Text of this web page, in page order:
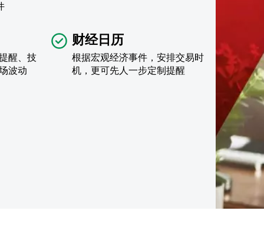
醒、技
波动
财经日历
根据宏观经济事件，安排交易时
机，更可先人一步定制提醒